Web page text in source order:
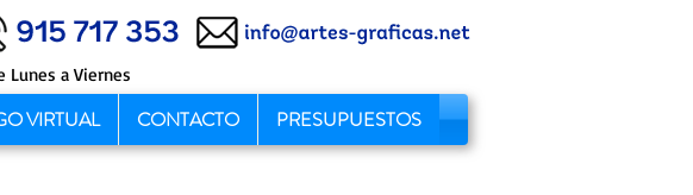
Lunes a Viernes
VIRTUAL CONTACTO PRESUPUESTOS